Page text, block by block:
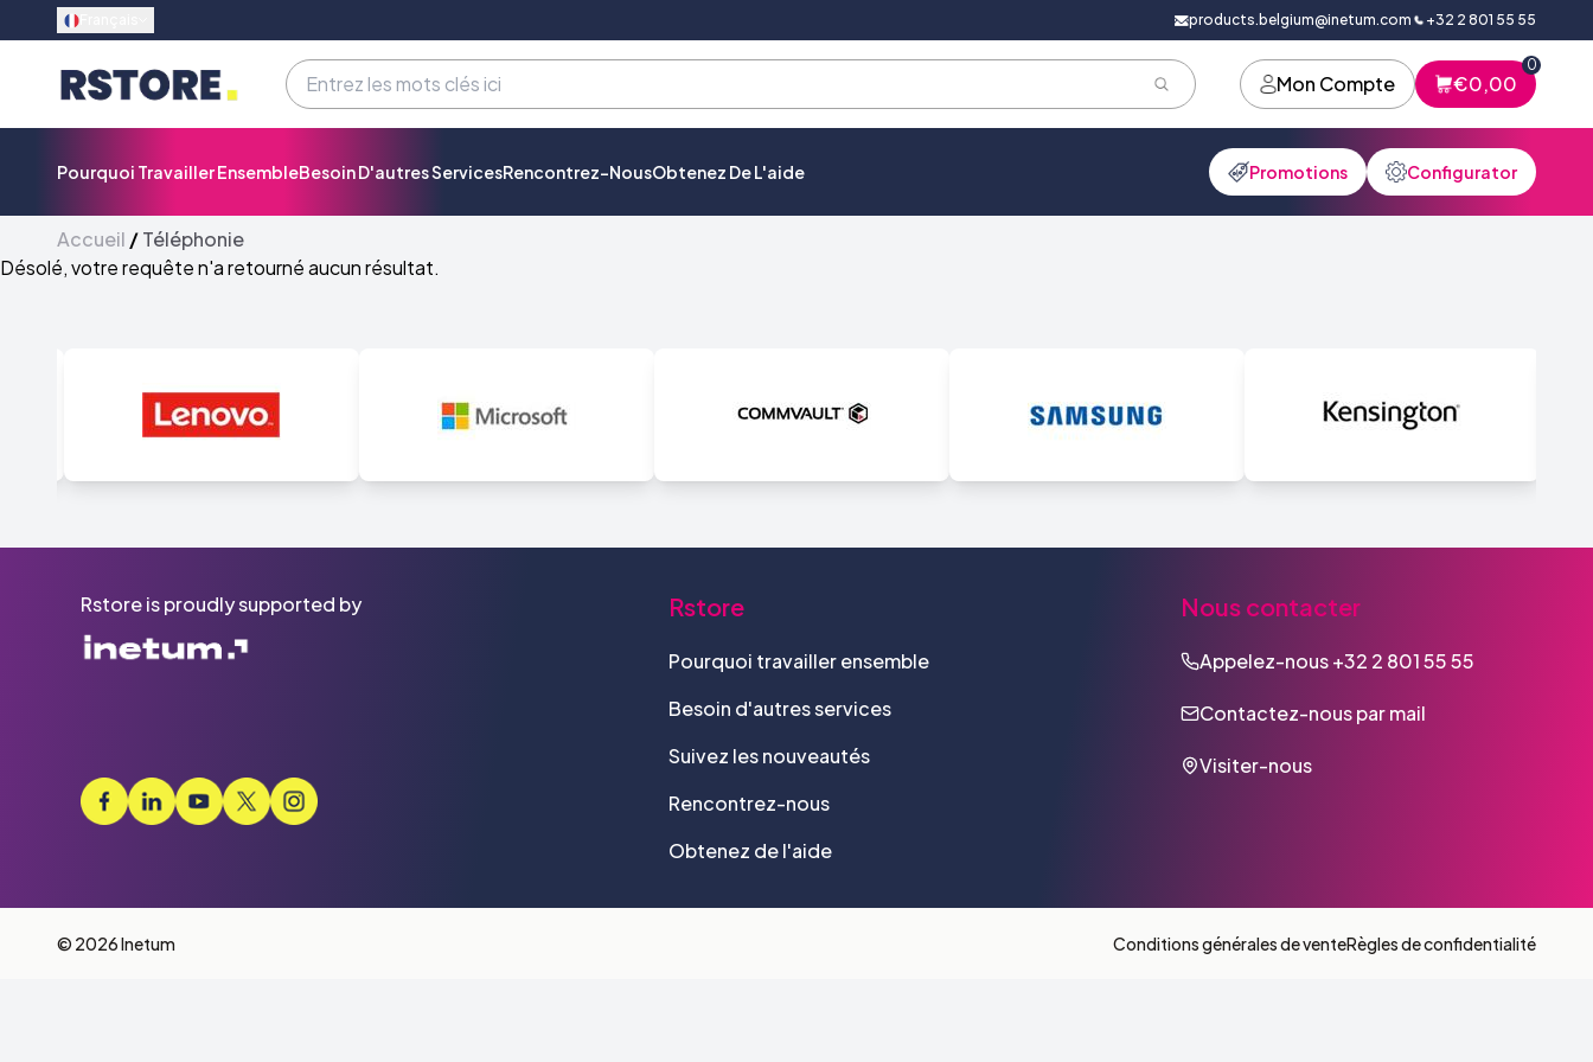
products.belgium@inetum.com +32 2 801 55 55
Mon Compte €0,00
0
Pourquoi Travailler EnsembleBesoin D'autres ServicesRencontrez-NousObtenez De L'aide Promotions Configurator
Accueil /Téléphonie
Désolé, votre requête n'a retourné aucun résultat.
Rstore is proudly supported by Rstore
Pourquoi travailler ensemble
Besoin d'autres services
Suivez les nouveautés
Rencontrez-nous
Obtenez de l'aide
Nous contacter
Appelez-nous+32 2 801 55 55
Contactez-nous par mail
Visiter-nous
© 2026 Inetum Conditions générales de venteRègles de confidentialité